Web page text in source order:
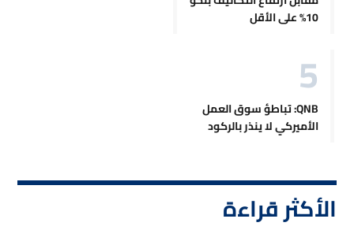
10% على الأقل
QNB: تباطؤ سوق العمل
الأميركي لا ينذر بالركود
الأكثر قراءة